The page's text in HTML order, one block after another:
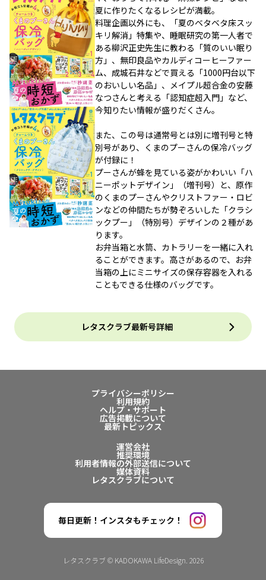
夏に作りたくなるレシピが満載。
料理企画以外にも、「夏のベタベタ床スッ
キリ解消」特集や、睡眠研究の第一人者で
ある柳沢正史先生に教わる「質のいい眠り
方」、無印良品やカルディコーヒーファー
ム、成城石井などで買える「1000円台以下
のおいしい名品」、メイプル超合金の安藤
なつさんと考える「認知症超入門」など、
今知りたい情報が盛りだくさん。
また、この号は通常号とは別に増刊号と特
別号があり、くまのプーさんの保冷バッグ
が付録に！
プーさんが蜂を見ている姿がかわいい「ハ
ニーポットデザイン」（増刊号）と、原作
のくまのプーさんやクリストファー・ロビ
ンなどの仲間たちが勢ぞろいした「クラシ
ックプー」（特別号）デザインの２種があ
ります。
お弁当箱と水筒、カトラリーを一緒に入れ
ることができます。高さがあるので、お弁
当箱の上にミニサイズの保存容器を入れる
こともできる仕様のバッグです。
レタスクラブ最新号詳細
プライバシーポリシー
利用規約
ヘルプ・サポート
広告掲載について
最新トピックス
運営会社
推奨環境
利用者情報の外部送信について
媒体資料
レタスクラブについて
毎日更新！インスタもチェック！
レタスクラブ © KADOKAWA LifeDesign. 2026